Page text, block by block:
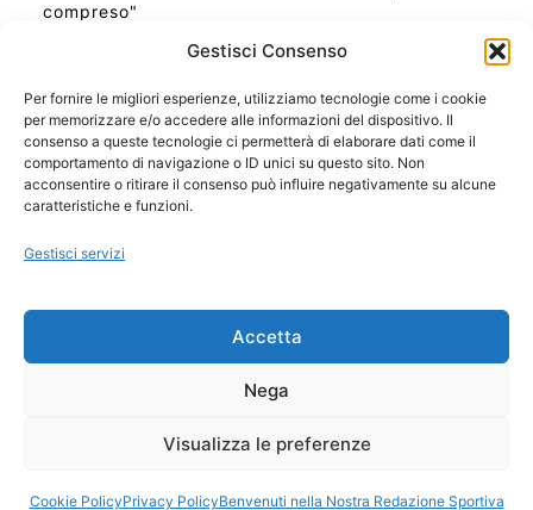
Gestisci Consenso
Per fornire le migliori esperienze, utilizziamo tecnologie come i cookie
per memorizzare e/o accedere alle informazioni del dispositivo. Il
consenso a queste tecnologie ci permetterà di elaborare dati come il
comportamento di navigazione o ID unici su questo sito. Non
acconsentire o ritirare il consenso può influire negativamente su alcune
caratteristiche e funzioni.
Gestisci servizi
Accetta
Nega
Visualizza le preferenze
Cookie PolicyPrivacy PolicyBenvenuti nella Nostra Redazione Sportiva
compreso"
Ora Esatta in Italia in questo momento
Ti Senti Strano Ultimamente? Potrebbe Essere per
la Risonanza di Schumann
Come Sapere Se Stai Ascendendo alla Quinta
Copyright 2026 NotiziePlus.com
📰 Contenuto Umano Verificato
Privacy Coockie
Pubblicità